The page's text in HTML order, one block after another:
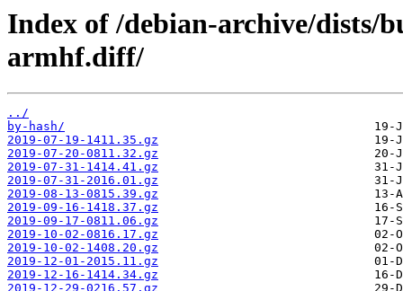
Index of /debian-archive/dists/
armhf.diff/
../
by-hash/
2019-07-19-1411.35.gz
2019-07-20-0811.32.gz
2019-07-31-1414.41.gz
2019-07-31-2016.01.gz
2019-08-13-0815.39.gz
2019-09-16-1418.37.gz
2019-09-17-0811.06.gz
2019-10-02-0816.17.gz
2019-10-02-1408.20.gz
2019-12-01-2015.11.gz
2019-12-16-1414.34.gz
2019-12-29-0216.57.gz